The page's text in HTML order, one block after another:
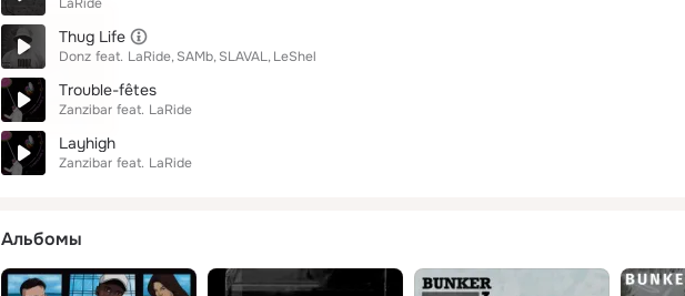
Thug Life
Donz feat. LaRide SAMb SLAVAL LeShel
Trouble-fêtes
Zanzibar feat. LaRide
Layhigh
Zanzibar feat. LaRide
Альбомы